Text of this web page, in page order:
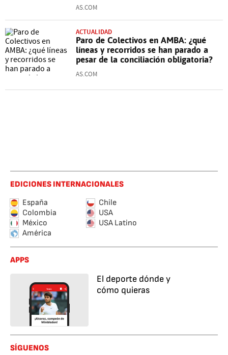
AS.COM
ACTUALIDAD
Paro de Colectivos en AMBA: ¿qué
líneas y recorridos se han parado a
pesar de la conciliación obligatoria?
AS.COM
EDICIONES INTERNACIONALES
España
Chile
Colombia
USA
México
USA Latino
América
APPS
El deporte dónde y
cómo quieras
SÍGUENOS